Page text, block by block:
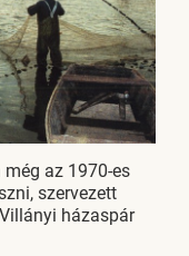
az 1970-es
szervezett
házaspár